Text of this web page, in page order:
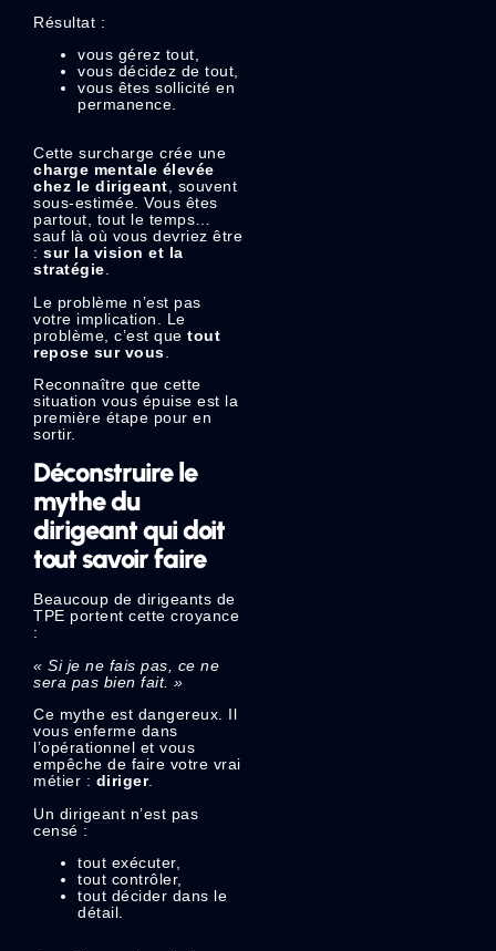
Résultat :
vous gérez tout,
vous décidez de tout,
vous êtes sollicité en
permanence.
Cette surcharge crée une
charge mentale élevée
chez le dirigeant, souvent
sous-estimée. Vous êtes
partout, tout le temps…
sauf là où vous devriez être
: sur la vision et la
stratégie.
Le problème n’est pas
votre implication. Le
problème, c’est que tout
repose sur vous
Reconnaître que cette
situation vous épuise est la
première étape pour en
sortir.
Déconstruire le
mythe du
dirigeant qui doit
tout savoir faire
Beaucoup de dirigeants de
TPE portent cette croyance
:
« Si je ne fais pas, ce ne
sera pas bien fait. »
Ce mythe est dangereux. Il
vous enferme dans
l’opérationnel et vous
empêche de faire votre vrai
métier : diriger.
Un dirigeant n’est pas
censé :
tout exécuter,
tout contrôler,
tout décider dans le
détail.